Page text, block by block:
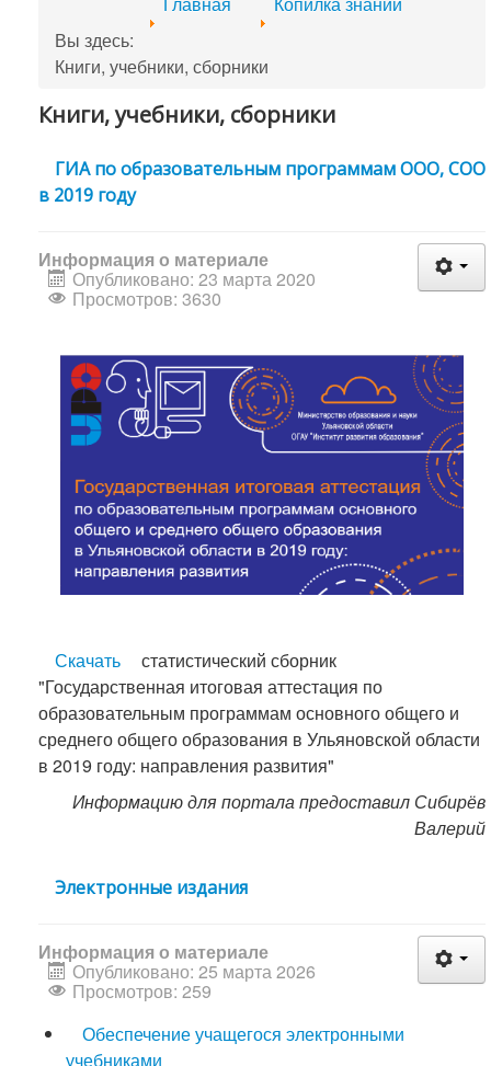
Вы здесь:
Книги, учебники, сборники
Книги, учебники, сборники
ГИА по образовательным программам ООО, СОО
в 2019 году
Информация о материале
Опубликовано: 23 марта 2020
Просмотров: 3630
Скачать
статистический сборник
"Государственная итоговая аттестация по
образовательным программам основного общего и
среднего общего образования в Ульяновской области
в 2019 году: направления развития"
Информацию для портала предоставил Сибирёв
Валерий
Электронные издания
Информация о материале
Опубликовано: 25 марта 2026
Просмотров: 259
Обеспечение учащегося электронными
учебниками